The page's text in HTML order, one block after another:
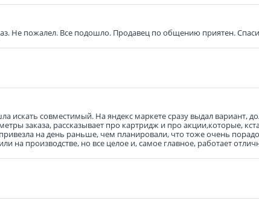
Не пожалел. Все подошло. Продавец по общению приятен.
совместимый. На яндекс маркете сразу выдал вариант,
заказа, рассказывает про картридж и про акции,которые,
на день раньше, чем планировали, что тоже очень
на производстве, но все целое и, самое главное, работает